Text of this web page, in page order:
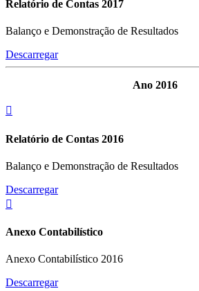
Relatório de Contas 2017
Balanço e Demonstração de Resultados
Descarregar
Ano 2016
Relatório de Contas 2016
Balanço e Demonstração de Resultados
Descarregar
Anexo Contabilístico
Anexo Contabilístico 2016
Descarregar